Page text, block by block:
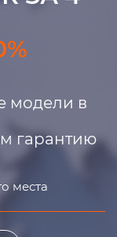
модели в
гарантию
места